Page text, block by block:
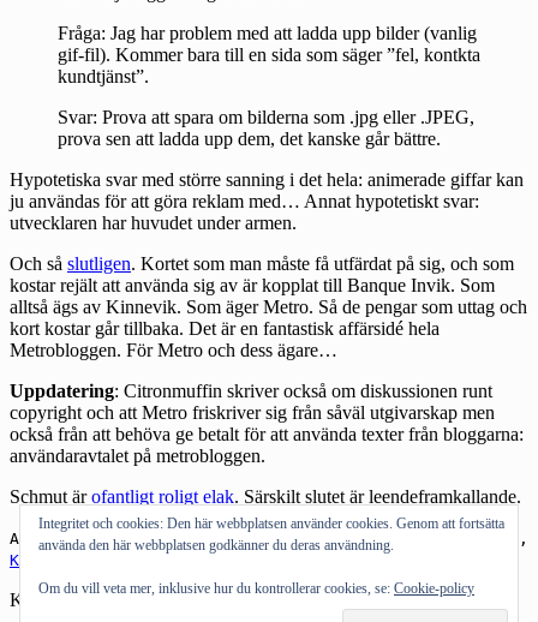
Fråga: Jag har problem med att ladda upp bilder (vanlig
gif-fil). Kommer bara till en sida som säger ”fel, kontkta
kundtjänst”.
Svar: Prova att spara om bilderna som .jpg eller .JPEG,
prova sen att ladda upp dem, det kanske går bättre.
Hypotetiska svar med större sanning i det hela: animerade giffar kan
ju användas för att göra reklam med… Annat hypotetiskt svar:
utvecklaren har huvudet under armen.
Och så slutligen. Kortet som man måste få utfärdat på sig, och som
kostar rejält att använda sig av är kopplat till Banque Invik. Som
alltså ägs av Kinnevik. Som äger Metro. Så de pengar som uttag och
kort kostar går tillbaka. Det är en fantastisk affärsidé hela
Metrobloggen. För Metro och dess ägare…
Uppdatering: Citronmuffin skriver också om diskussionen runt
copyright och att Metro friskriver sig från såväl utgivarskap men
också från att behöva ge betalt för att använda texter från bloggarna:
användaravtalet på metrobloggen.
Schmut ärofantligt roligt elak. Särskilt slutet är leendeframkallande.
Andra om:Metrobloggen,Lassbo,tre öre,
,
Kinnevik
Kategorier: Bloggosfären
Integritet och cookies: Den här webbplatsen använder cookies. Genom att fortsätta
använda den här webbplatsen godkänner du deras användning.
Om du vill veta mer, inklusive hur du kontrollerar cookies, se: Cookie-policy